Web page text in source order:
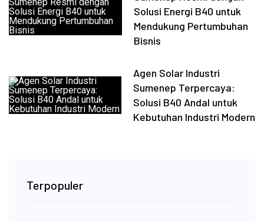
Solusi Energi B40 untuk
Mendukung Pertumbuhan
Bisnis
Agen Solar Industri
Sumenep Terpercaya:
Solusi B40 Andal untuk
Kebutuhan Industri Modern
Terpopuler